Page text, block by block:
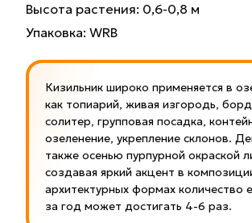
Высота растения: 0,6-0,8 м
Упаковка: WRB
Кизильник широко применяется в
как топиарий, живая изгородь,
солитер, групповая посадка,
озеленение, укрепление склонов.
также осенью пурпурной окраской
создавая яркий акцент в
архитектурных формах количество
за год может достигать 4-6 раз.